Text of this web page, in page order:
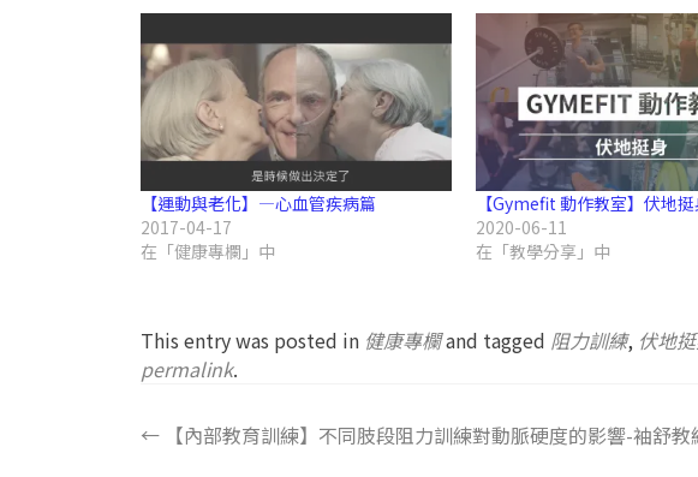
【運動與老化】—心血管疾病篇
2017-04-17
在「健康專欄」中
【Gymefit 動作教室】伏地挺
2020-06-11
在「教學分享」中
This entry was posted in 健康專欄and tagged 阻力訓練, 伏地
permalink.
← 【內部教育訓練】不同肢段阻力訓練對動脈硬度的影響-袖舒教